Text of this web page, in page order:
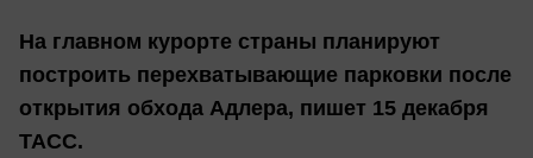
На главном курорте страны планируют
построить перехватывающие парковки после
открытия обхода Адлера, пишет 15 декабря
ТАСС.